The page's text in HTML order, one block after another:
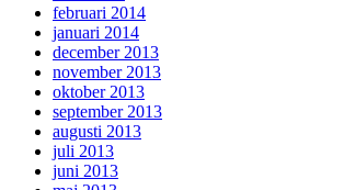
februari 2014
januari 2014
december 2013
november 2013
oktober 2013
september 2013
augusti 2013
juli 2013
juni 2013